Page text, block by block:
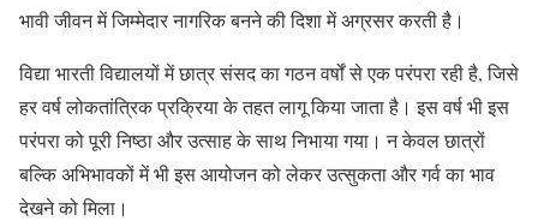
भावी जीवन में जिम्मेदार नागरिक बनने की दिशा में अग्रसर करती है।
विद्या भारती विद्यालयों में छात्र संसद का गठन वर्षों से एक परंपरा रही है, जिसे
हर वर्ष लोकतांत्रिक प्रक्रिया के तहत लागू किया जाता है। इस वर्ष भी इस
परंपरा को पूरी निष्ठा और उत्साह के साथ निभाया गया। न केवल छात्रों
बल्कि अभिभावकों में भी इस आयोजन को लेकर उत्सुकता और गर्व का भाव
देखने को मिला।